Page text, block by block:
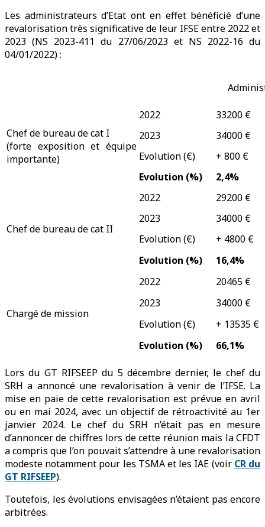
Les administrateurs d’Etat ont en effet bénéficié d’une
revalorisation très significative de leur IFSE entre 2022 et
2023 (NS 2023-411 du 27/06/2023 et NS 2022-16 du
04/01/2022) :
Chef de bureau de cat I
(forte exposition et équipe
importante)
2022
33200 €
2023
34000 €
Evolution (€)
+ 800 €
Evolution (%)
2,4%
Chef de bureau de cat II
2022
29200 €
2023
34000 €
Evolution (€)
+ 4800 €
Evolution (%)
16,4%
Chargé de mission
2022
20465 €
2023
34000 €
Evolution (€)
+ 13535 €
Evolution (%)
66,1%
Lors du GT RIFSEEP du 5 décembre dernier, le chef du
SRH a annoncé une revalorisation à venir de l’IFSE. La
mise en paie de cette revalorisation est prévue en avril
ou en mai 2024, avec un objectif de rétroactivité au 1er
janvier 2024. Le chef du SRH n’était pas en mesure
d’annoncer de chiffres lors de cette réunion mais la CFDT
a compris que l’on pouvait s’attendre à une revalorisation
modeste notamment pour les TSMA et les IAE (voir CR du
GT RIFSEEP).
Toutefois, les évolutions envisagées n’étaient pas encore
arbitrées.